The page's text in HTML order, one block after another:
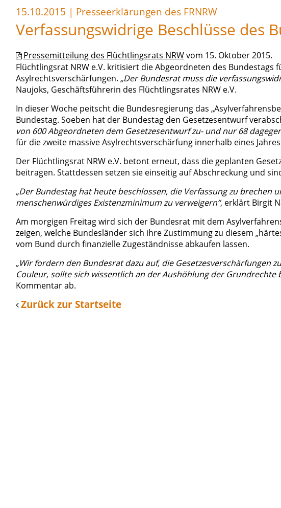
15.10.2015 | Presseerklärungen des FRNRW
Verfassungswidrige Beschlüsse des
Pressemitteilung des Flüchtlingsrats NRWvom 15. Oktober 2015.
Flüchtlingsrat NRW e.V. kritisiert die Abgeordneten des Bundestags
Asylrechtsverschärfungen. „Der Bundesrat muss die
Naujoks, Geschäftsführerin des Flüchtlingsrates NRW e.V.
In dieser Woche peitscht die Bundesregierung das
Bundestag. Soeben hat der Bundestag den Gesetzesentwurf
von 600 Abgeordneten dem Gesetzesentwurf zu- und nur 68
für die zweite massive Asylrechtsverschärfung innerhalb eines
Der Flüchtlingsrat NRW e.V. betont erneut, dass die geplanten
beitragen. Stattdessen setzen sie einseitig auf Abschreckung und
„Der Bundestag hat heute beschlossen, die Verfassung zu brechen
menschenwürdiges Existenzminimum zu verweigern“, erklärt Birgit
Am morgigen Freitag wird sich der Bundesrat mit dem
zeigen, welche Bundesländer sich ihre Zustimmung zu diesem
vom Bund durch finanzielle Zugeständnisse abkaufen lassen.
„Wir fordern den Bundesrat dazu auf, die Gesetzesverschärfungen
Couleur, sollte sich wissentlich an der Aushöhlung der Grundrechte
Kommentar ab.
Zurück zur Startseite